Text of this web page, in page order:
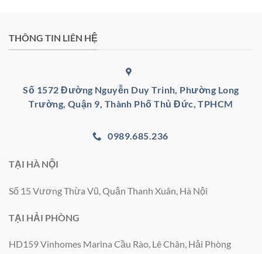
THÔNG TIN LIÊN HỆ
Số 1572 Đường Nguyễn Duy Trinh, Phường Long
Trường, Quận 9, Thành Phố Thủ Đức, TPHCM
0989.685.236
TẠI HÀ NỘI
Số 15 Vương Thừa Vũ, Quận Thanh Xuân, Hà Nội
TẠI HẢI PHÒNG
HD159 Vinhomes Marina Cầu Rào, Lê Chân, Hải Phòng